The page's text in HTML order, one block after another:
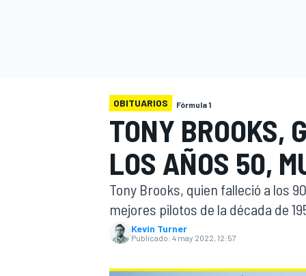
INDYCAR
OBITUARIOS Fórmula 1
TONY BROOKS,
LOS AÑOS 50,
Tony Brooks, quien falleció a los
mejores pilotos de la década de
Kevin Turner
Publicado: 4 may 2022, 12:57